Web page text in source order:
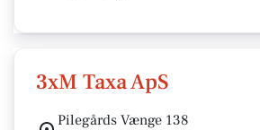
3xM Taxa ApS
Pilegårds Vænge 138